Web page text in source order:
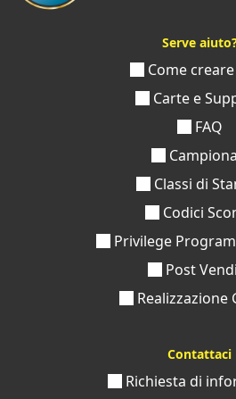
Serve
Come
Carte e
FAQ
Classi di
Codici
Privilege
Post
Realizzazione
Contattaci
Richiesta di